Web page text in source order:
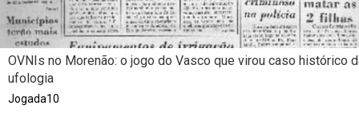
OVNIs no Morenão: o jogo do Vasco que virou caso histórico
ufologia
Jogada10